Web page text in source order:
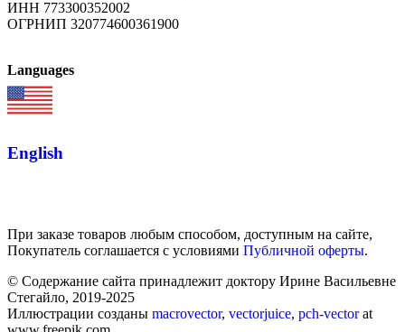
ИНН 773300352002
ОГРНИП 320774600361900
Languages
English
При заказе товаров любым способом, доступным на сайте,
Покупатель соглашается с условиями Публичной оферты.
© Содержание сайта принадлежит доктору Ирине Васильевне
Стегайло, 2019-2025
Иллюстрации созданы macrovector, vectorjuice, pch-vectorat